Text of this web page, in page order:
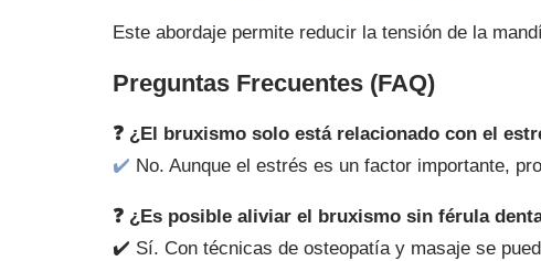
Este abordaje permite reducir la tensión de la
Preguntas Frecuentes (FAQ)
❓ ¿El bruxismo solo está relacionado con el
✔️ No. Aunque el estrés es un factor importante,
❓ ¿Es posible aliviar el bruxismo sin férula
✔️ Sí. Con técnicas de osteopatía y masaje se